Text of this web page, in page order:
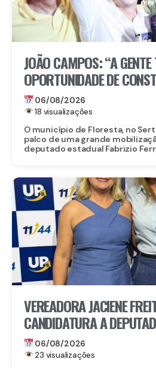
JOÃO CAMPOS: “A
OPORTUNIDADE DE
BOM PELA FRENTE”
06/08/2026
18 visualizações
O município de Floresta, no
palco de uma grande
deputado estadual Fabrizio
VEREADORA JACIENE
CANDIDATURA A
FECHA DOBRADINHA COM
ARRAES EM POÇÃO, NO
06/08/2026
23 visualizações